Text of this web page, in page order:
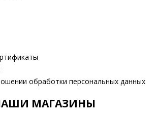
обработки персональных данных
МАГАЗИНЫ